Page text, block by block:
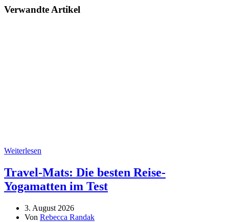
Verwandte Artikel
Weiterlesen
Travel-Mats: Die besten Reise-
Yogamatten im Test
3. August 2026
Von Rebecca Randak